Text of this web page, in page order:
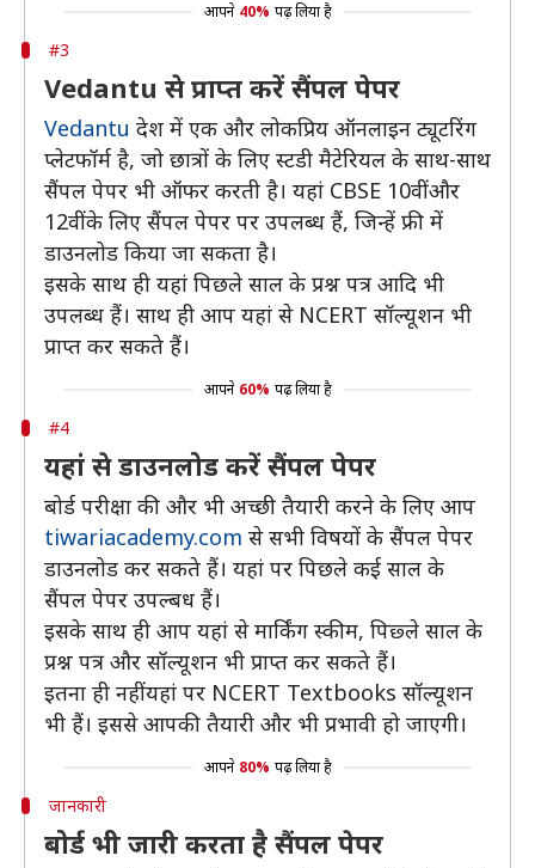
आपने 40% पढ़ लिया है
#3
Vedantu से प्राप्त करें सैंपल पेपर
Vedantu देश में एक और लोकप्रिय ऑनलाइन ट्यूटरिंग
प्लेटफॉर्म है, जो छात्रों के लिए स्टडी मैटेरियल के साथ-साथ
सैंपल पेपर भी ऑफर करती है। यहां CBSE 10वीं और
12वीं के लिए सैंपल पेपर पर उपलब्ध हैं, जिन्हें फ्री में
डाउनलोड किया जा सकता है।
इसके साथ ही यहां पिछले साल के प्रश्न पत्र आदि भी
उपलब्ध हैं। साथ ही आप यहां से NCERT सॉल्यूशन भी
प्राप्त कर सकते हैं।
आपने 60% पढ़ लिया है
#4
यहां से डाउनलोड करें सैंपल पेपर
बोर्ड परीक्षा की और भी अच्छी तैयारी करने के लिए आप
tiwariacademy.com से सभी विषयों के सैंपल पेपर
डाउनलोड कर सकते हैं। यहां पर पिछले कई साल के
सैंपल पेपर उपल्बध हैं।
इसके साथ ही आप यहां से मार्किंग स्कीम, पिछ्ले साल के
प्रश्न पत्र और सॉल्यूशन भी प्राप्त कर सकते हैं।
इतना ही नहीं यहां पर NCERT Textbooks सॉल्यूशन
भी हैं। इससे आपकी तैयारी और भी प्रभावी हो जाएगी।
आपने 80% पढ़ लिया है
जानकारी
बोर्ड भी जारी करता है सैंपल पेपर